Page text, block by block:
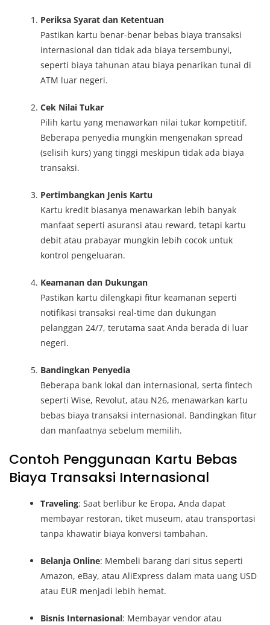
Periksa Syarat dan Ketentuan
Pastikan kartu benar-benar bebas biaya transaksi
internasional dan tidak ada biaya tersembunyi,
seperti biaya tahunan atau biaya penarikan tunai di
ATM luar negeri.
Cek Nilai Tukar
Pilih kartu yang menawarkan nilai tukar kompetitif.
Beberapa penyedia mungkin mengenakan spread
(selisih kurs) yang tinggi meskipun tidak ada biaya
transaksi.
Pertimbangkan Jenis Kartu
Kartu kredit biasanya menawarkan lebih banyak
manfaat seperti asuransi atau reward, tetapi kartu
debit atau prabayar mungkin lebih cocok untuk
kontrol pengeluaran.
Keamanan dan Dukungan
Pastikan kartu dilengkapi fitur keamanan seperti
notifikasi transaksi real-time dan dukungan
pelanggan 24/7, terutama saat Anda berada di luar
negeri.
Bandingkan Penyedia
Beberapa bank lokal dan internasional, serta fintech
seperti Wise, Revolut, atau N26, menawarkan kartu
bebas biaya transaksi internasional. Bandingkan fitur
dan manfaatnya sebelum memilih.
Contoh Penggunaan Kartu Bebas
Biaya Transaksi Internasional
Traveling: Saat berlibur ke Eropa, Anda dapat
membayar restoran, tiket museum, atau transportasi
tanpa khawatir biaya konversi tambahan.
Belanja Online: Membeli barang dari situs seperti
Amazon, eBay, atau AliExpress dalam mata uang USD
atau EUR menjadi lebih hemat.
Bisnis Internasional: Membayar vendor atau